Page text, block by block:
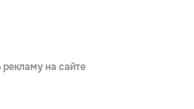
рекламу на сайте